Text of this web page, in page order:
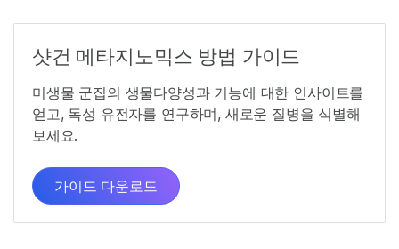
샷건 메타지노믹스 방법 가이드
미생물 군집의 생물다양성과 기능에 대한 인사이트를
얻고, 독성 유전자를 연구하며, 새로운 질병을 식별해
보세요.
가이드 다운로드